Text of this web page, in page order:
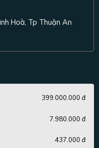
Hoà, Tp Thuận An
399.000.000 đ
7.980.000 đ
437.000 đ